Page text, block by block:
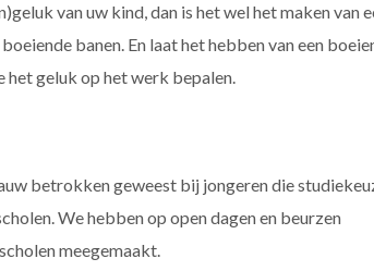
van uw kind, dan is het wel het maken van
banen. En laat het hebben van een
het geluk op het werk bepalen.
betrokken geweest bij jongeren die
We hebben op open dagen en beurzen
meegemaakt.